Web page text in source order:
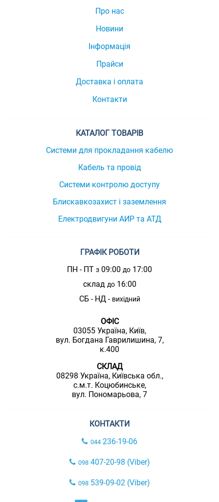
Про нас
Новини
Інформація
Прайси
Доставка і оплата
Контакти
КАТАЛОГ ТОВАРІВ
Системи для прокладання кабелю
Кабель та провід
Системи контролю доступу
Блискавкозахист і заземлення
Електродвигуни АИР та АТД
ГРАФІК РОБОТИ
ПН - ПТ з 09:00 до 17:00
склад до16:00
СБ - НД - вихідний
ОФІС
03055 Україна, Київ,
вул. Богдана Гаврилишина, 7,
к.400
СКЛАД
08298 Україна, Київська обл.,
с.м.т. Коцюбинське,
вул. Пономарьова, 7
КОНТАКТИ
044 236-19-06
098407-20-98 (Viber)
098539-09-02 (Viber)